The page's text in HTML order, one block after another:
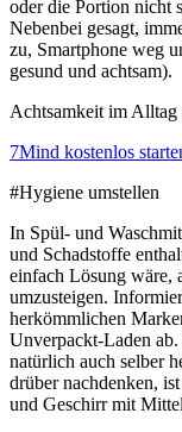
oder die Portion nicht
Nebenbei gesagt,
zu, Smartphone weg
gesund und achtsam).
Achtsamkeit im
7Mind kostenlos
#Hygiene umstellen
In Spül- und
und Schadstoffe
einfach Lösung wäre,
umzusteigen.
herkömmlichen
Unverpackt-Laden
natürlich auch selber
drüber nachdenken,
und Geschirr mit